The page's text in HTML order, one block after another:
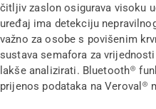
čitljiv zaslon osigurava visoku
uređaj ima detekciju
važno za osobe s povišenim
sustava semafora za
lakše analizirati. Bluetooth®
prijenos podataka na Veroval®